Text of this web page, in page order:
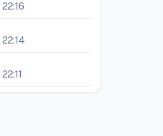
22:16
22:14
22:11